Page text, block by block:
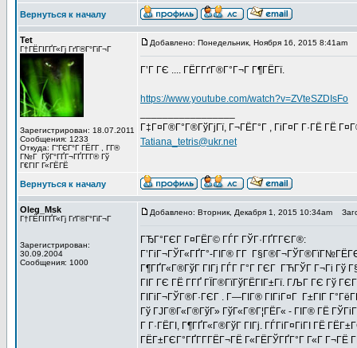
Вернуться к началу
Tet
Г†ГЁГІГҐГ«Гј ГґГ®Г°ГіГ¬Г
Зарегистрирован: 18.07.2011
Сообщения: 1233
Откуда: Г“ГЄГ°Г ГЁГ­Г , Г­Г®
Г№Г ГўГ°ГҐГ¬ГҐГ­Г­Г® Гў
Г€ГІГ Г«ГЁГЁ
Добавлено: Понедельник, Ноября 16, 2015 8:41am
Г’Г ГЄ .... ГЁГ­ГґГ®Г°Г¬Г Г¶ГЁГї.
https://www.youtube.com/watch?v=ZVteSZDIsFo
Г‡Г¤Г®Г°Г®ГўГјГї, Г¬ГЁГ°Г , ГіГ¤Г Г·ГЁ ГЁ
Tatiana_tetris@ukr.net
Вернуться к началу
Oleg_Msk
Г†ГЁГІГҐГ«Гј ГґГ®Г°ГіГ¬Г
Зарегистрирован:
30.09.2004
Сообщения: 1000
Добавлено: Вторник, Декабря 1, 2015 10:34am
ГЂГ°ГЄГ Г¤ГЁГ© ГЃГ ГЎГ·ГҐГ­ГЄГ®:
Г’ГіГ¬ГЎГ«ГҐГ°-ГІГ® Г­Г
Г¶ГҐГ«Г®ГўГ ГІГј ГЃГ Г°Г ГЄГ ГЋГЎГ Г¬Гі
ГІГ ГЄ ГЁ Г­ГҐ ГЇГ®ГїГўГЁГІГ±Гї. ГЉГ ГЄ Гў
ГІГіГ¬ГЎГ®Г·ГЄГ . Г—ГІГ® ГІГіГ¤Г Г±ГІГ
Гў ГЈГ®Г«Г®ГўГ» ГўГ«Г®Г¦ГЁГ« - ГІГ® ГЁ
Г Г·ГЁГІ, Г¶ГҐГ«Г®ГўГ ГІГј. ГЃГіГ¤ГіГІ ГЁ
ГЁГ±ГЄГ°ГҐГ­Г­ГЁГ¬ГЁ Г«ГЁГЎГҐГ°Г Г«Г Г¬ГЁ